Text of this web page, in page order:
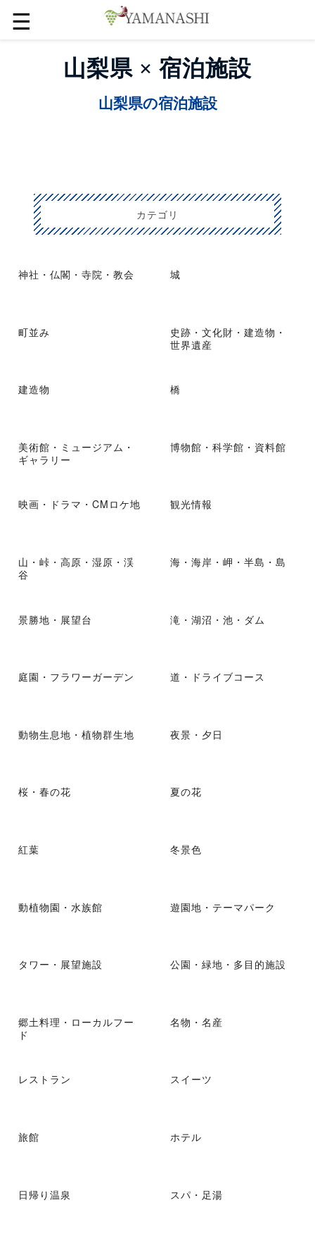
☰
山梨県 × 宿泊施設
山梨県の宿泊施設
カテゴリ
神社・仏閣・寺院・教会 城
町並み
史跡・文化財・建造物・
世界遺産
建造物 橋
美術館・ミュージアム・
ギャラリー
博物館・科学館・資料館
映画・ドラマ・CMロケ地 観光情報
山・峠・高原・湿原・渓
谷
海・海岸・岬・半島・島
景勝地・展望台 滝・湖沼・池・ダム
庭園・フラワーガーデン 道・ドライブコース
動物生息地・植物群生地 夜景・夕日
桜・春の花 夏の花
紅葉 冬景色
動植物園・水族館 遊園地・テーマパーク
タワー・展望施設 公園・緑地・多目的施設
郷土料理・ローカルフー
ド
名物・名産
レストラン スイーツ
旅館 ホテル
日帰り温泉 スパ・足湯